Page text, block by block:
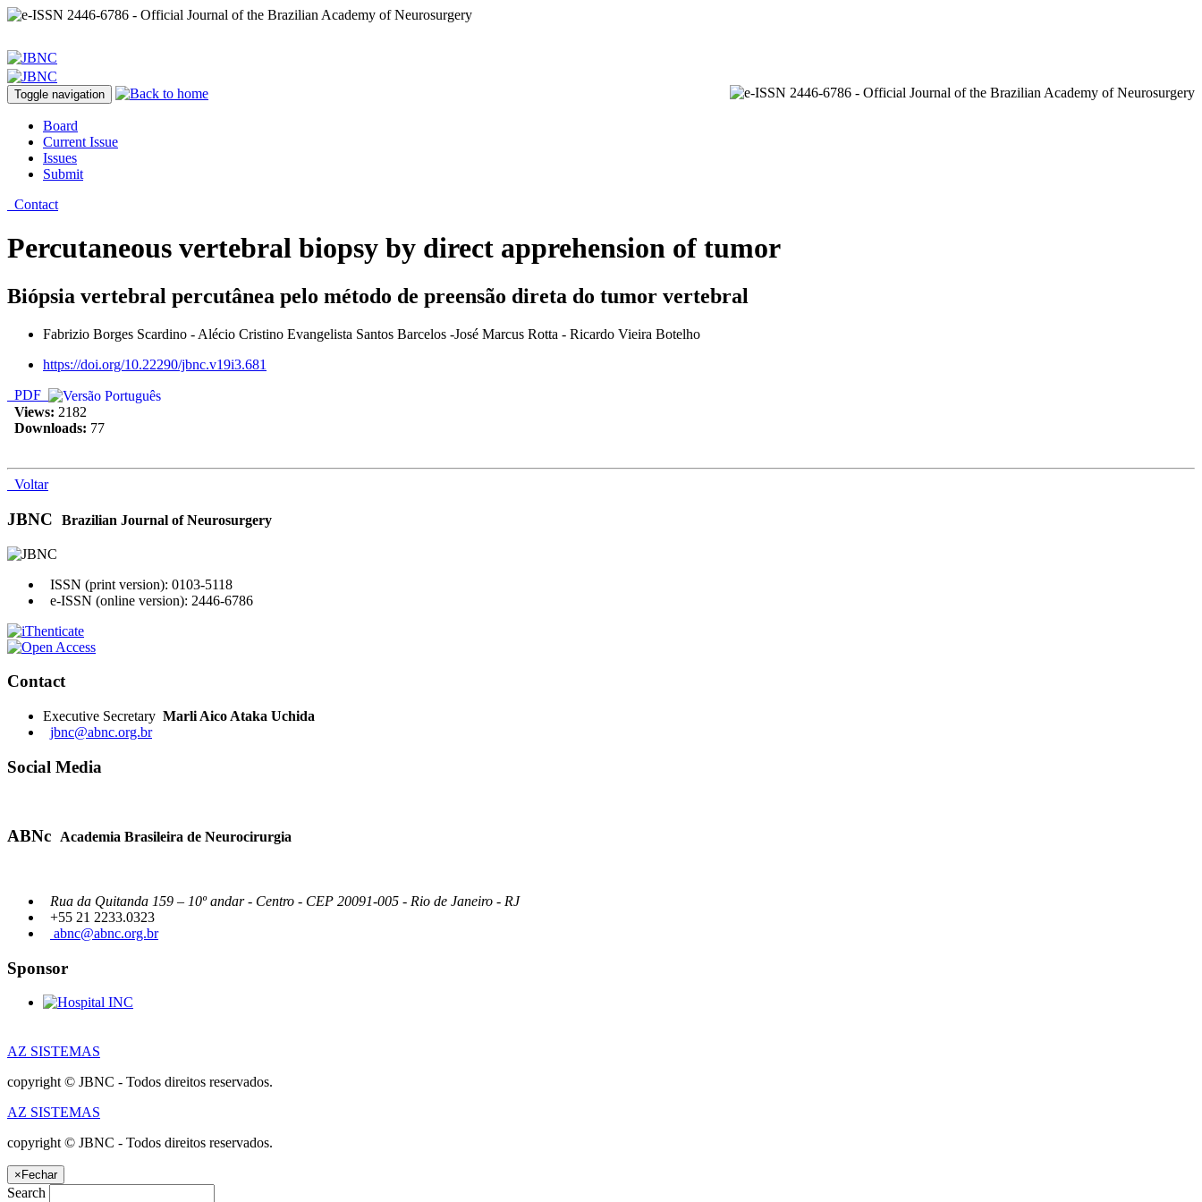
Toggle navigation
Board
Current Issue
Issues
Submit
Contact
Percutaneous vertebral biopsy by direct apprehension of tumor
Biópsia vertebral percutânea pelo método de preensão direta do tumor vertebral
Fabrizio Borges Scardino - Alécio Cristino Evangelista Santos Barcelos -José Marcus Rotta - Ricardo Vieira Botelho
https://doi.org/10.22290/jbnc.v19i3.681
PDF
Views: 2182
Downloads: 77
Voltar
JBNC Brazilian Journal of Neurosurgery
ISSN (print version): 0103-5118
e-ISSN (online version): 2446-6786
Contact
Executive Secretary Marli Aico Ataka Uchida
jbnc@abnc.org.br
Social Media
ABNc Academia Brasileira de Neurocirurgia
Rua da Quitanda 159 – 10º andar - Centro - CEP 20091-005 - Rio de Janeiro - RJ
+55 21 2233.0323
abnc@abnc.org.br
Sponsor
AZ SISTEMAS
copyright © JBNC - Todos direitos reservados.
AZ SISTEMAS
copyright © JBNC - Todos direitos reservados.
× Fechar
Search